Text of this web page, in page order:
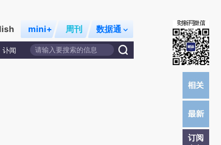
mini+ 周刊 数据通
讣闻
订阅